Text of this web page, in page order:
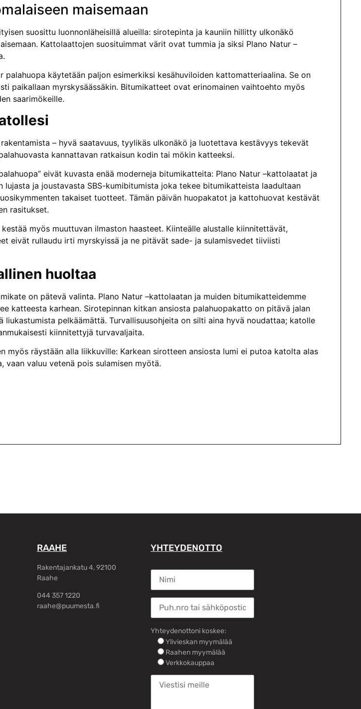
maisemaan
suosittu luonnonläheisillä alueilla: sirotepinta ja kauniin hillitty ulkonäkö
Kattolaattojen suosituimmat värit ovat tummia ja siksi Plano Natur –
palahuopa käytetään paljon esimerkiksi kesähuviloiden kattomatteriaalina. Se on
paikallaan myrskysäässäkin. Bitumikatteet ovat erinomainen vaihtoehto myös
saarimökeille.
– hyvä saatavuus, tyylikäs ulkonäkö ja luotettava kestävyys tekevät
kannattavan ratkaisun kodin tai mökin katteeksi.
eivät kuvasta enää moderneja bitumikatteita: Plano Natur –kattolaatat ja
lujasta ja joustavasta SBS-kumibitumista joka tekee bitumikatteista laadultaan
takaiset tuotteet. Tämän päivän huopakatot ja kattohuovat kestävät
rasitukset.
myös muuttuvan ilmaston haasteet. Kiinteälle alustalle kiinnitettävät,
eivät rullaudu irti myrskyissä ja ne pitävät sade- ja sulamisvedet tiiviisti
huoltaa
on pätevä valinta. Plano Natur –kattolaatan ja muiden bitumikatteidemme
katteesta karhean. Sirotepinnan kitkan ansiosta palahuopakatto on pitävä jalan
pelkäämättä. Turvallisuusohjeita on silti aina hyvä noudattaa; katolle
kiinnitettyjä turvavaljaita.
myös räystään alla liikkuville: Karkean sirotteen ansiosta lumi ei putoa katolta alas
vaan valuu vetenä pois sulamisen myötä.
RAAHE
Rakentajankatu 4, 92100
Raahe
044 357 1220
raahe@puumesta.fi
YHTEYDENOTTO
Yhteydenottoni koskee:
Ylivieskan myymälää
Raahen myymälää
Verkkokauppaa